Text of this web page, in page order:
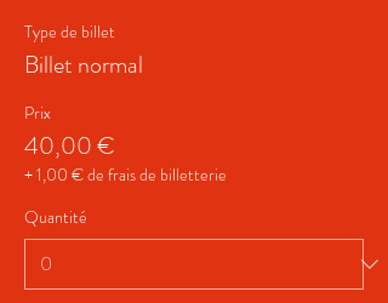
Type de billet
Billet normal
Prix
40,00 €
+ 1,00 € de frais de billetterie
Quantité